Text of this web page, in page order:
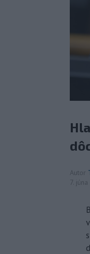
Autor
7.